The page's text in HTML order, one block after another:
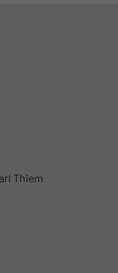
Thiem